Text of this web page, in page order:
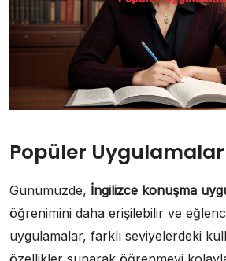
Popüler Uygulamalar
Günümüzde, İngilizce konuşma
öğrenimini daha erişilebilir ve
uygulamalar, farklı seviyelerdeki